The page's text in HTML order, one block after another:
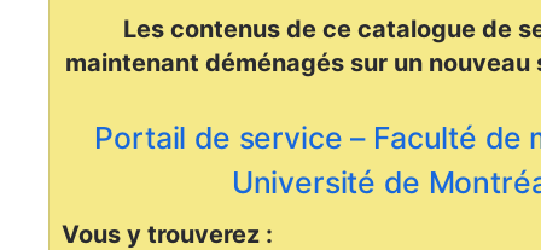
Les contenus de ce catalogue de
maintenant déménagéssur un nouveau
Portail de service – Faculté de
Université de
Vous y trouverez :